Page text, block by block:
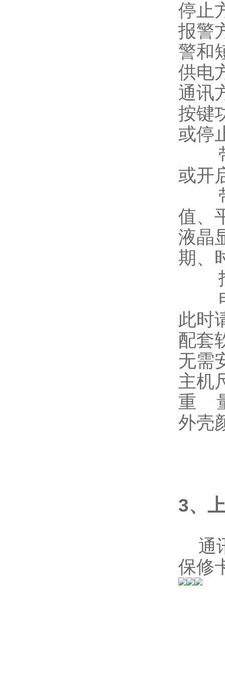
停止
报警
警和
供电
通讯
按键
或停
带
或开
带
值、
液晶
期、
报
电
此时
配套
无需
主机
重
外壳
3、
通
保修